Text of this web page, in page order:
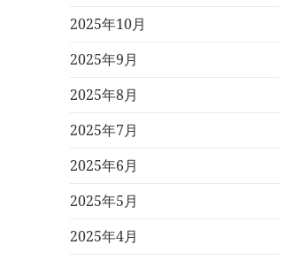
2025年10月
2025年9月
2025年8月
2025年7月
2025年6月
2025年5月
2025年4月